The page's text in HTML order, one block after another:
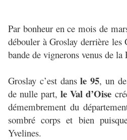
Par bonheur en ce mois de
débouler à Groslay derrière
bande de vignerons venus de la
Groslay c’est dansle 95, un
de nulle part,le Val d’Oise
démembrement du
sombré corps et bien
Yvelines.